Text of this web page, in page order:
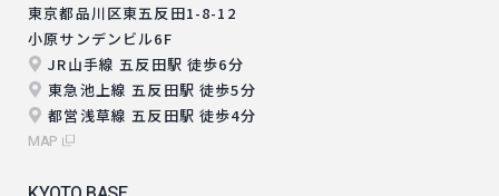
東京都品川区東五反田1-8-12
小原サンデンビル6F
JR山手線 五反田駅 徒歩6分
東急池上線 五反田駅 徒歩5分
都営浅草線 五反田駅 徒歩4分
MAP